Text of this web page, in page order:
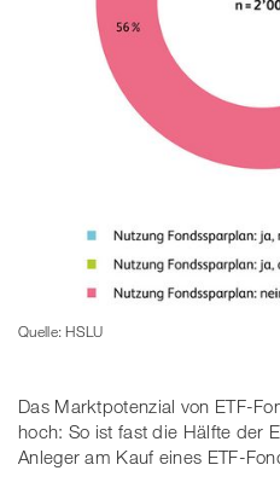
Quelle: HSLU
Das Marktpotenzial von ETF-
hoch: So ist fast die Hälfte der
Anleger am Kauf eines ETF-